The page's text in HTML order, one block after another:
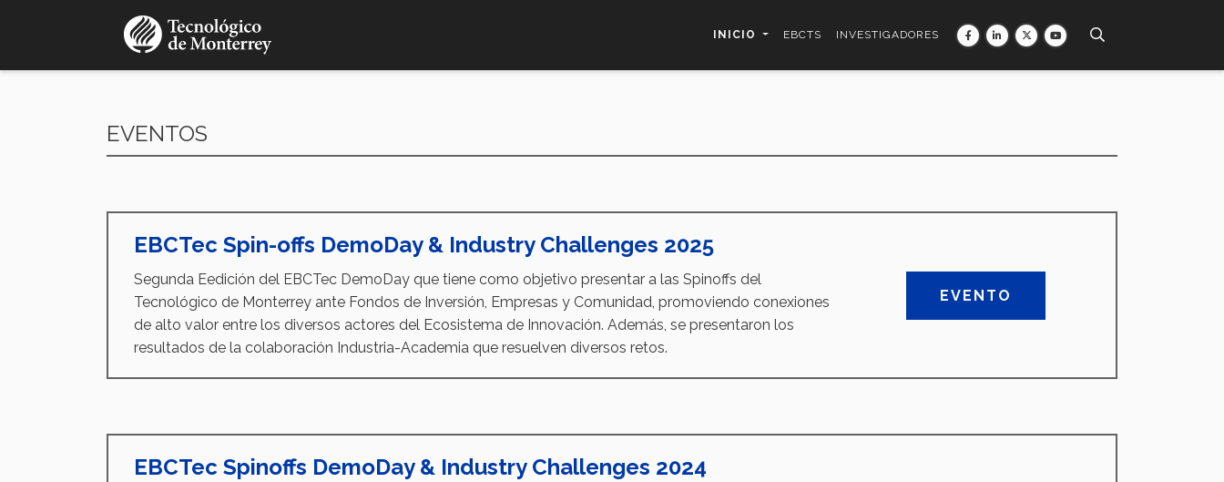
INICIO EBCTS INVESTIGADORES
EVENTOS
EBCTec Spin-offs DemoDay & Industry Challenges 2025
Segunda Eedición del EBCTec DemoDay que tiene como objetivo presentar a las Spinoffs del
Tecnológico de Monterrey ante Fondos de Inversión, Empresas y Comunidad, promoviendo conexiones
de alto valor entre los diversos actores del Ecosistema de Innovación. Además, se presentaron los
resultados de la colaboración Industria-Academia que resuelven diversos retos.
EVENTO
EBCTec Spinoffs DemoDay & Industry Challenges 2024